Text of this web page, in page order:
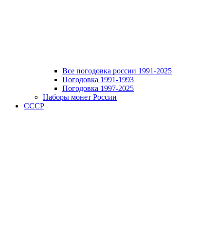
Все погодовка россии 1991-2025
Погодовка 1991-1993
Погодовка 1997-2025
Наборы монет России
СССР